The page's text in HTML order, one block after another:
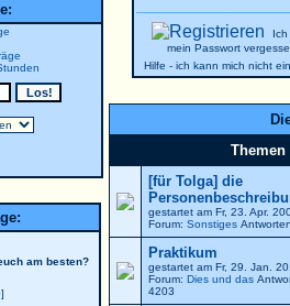
am besten?
mein Passwort
Hilfe - ich kann mich nicht
Themen
[für Tolga] die
gestartet am Fr, 23. Apr.
Forum: Sonstiges
Praktikum
gestartet am Fr, 29. Jan.
Forum: Dies und das
4203